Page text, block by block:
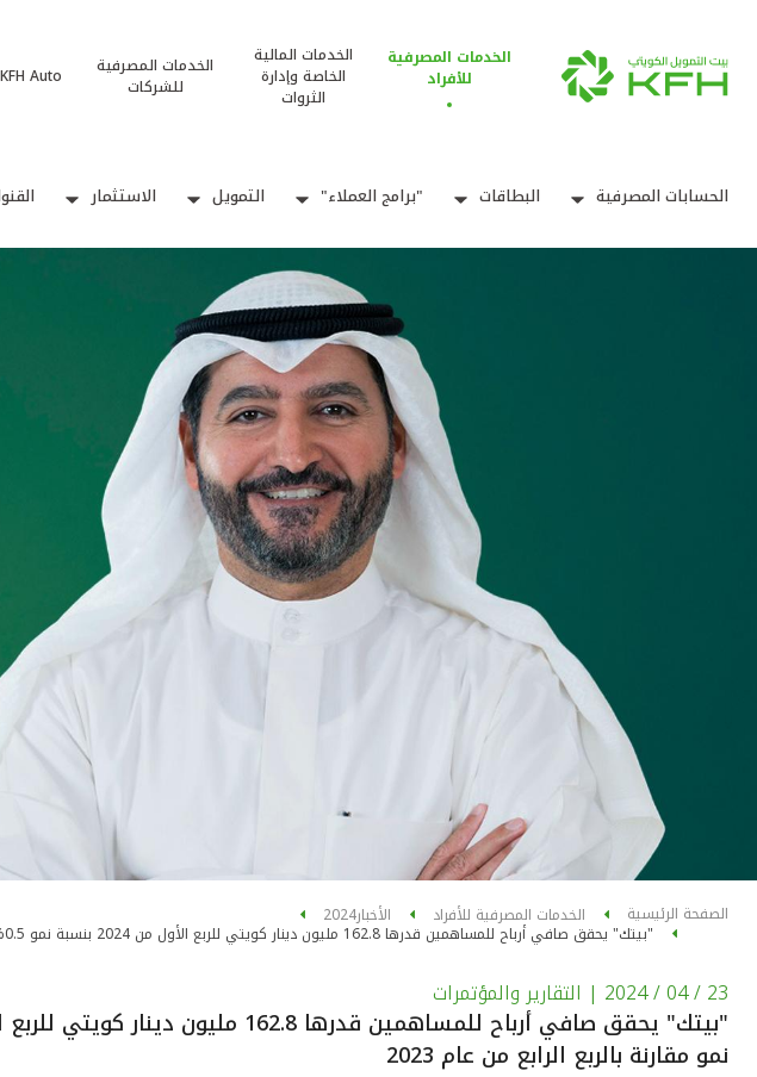
الخدمات المصرفية
للأفراد
الخدمات المالية
الخاصة وإدارة
الثروات
الخدمات المصرفية
للشركات
KFH Auto
الحسابات المصرفية البطاقات "برامج العملاء" التمويل الاستثمار
الصفحة الرئيسية الخدمات المصرفية للأفراد الأخبار2024
23 / 04 / 2024 | التقارير والمؤتمرات
نمو مقارنة بالربع الرابع من عام 2023